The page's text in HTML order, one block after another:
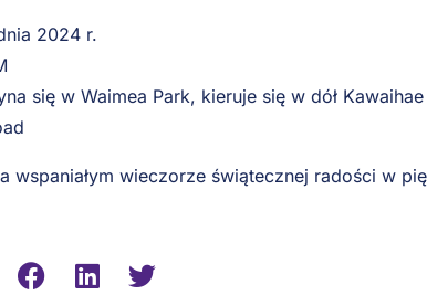
2024 r.
się w Waimea Park, kieruje się w dół
wspaniałym wieczorze świątecznej radości w